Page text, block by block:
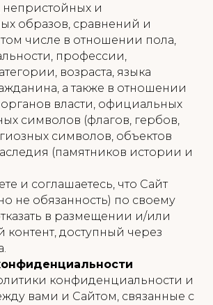
непристойных и
образов, сравнений и
числе в отношении пола,
профессии,
возраста, языка
а также в отношении
власти, официальных
символов (флагов, гербов,
символов, объектов
(памятников истории и
и соглашаетесь, что Сайт
не обязанность) по своему
в размещении и/или
контент, доступный через
конфиденциальности и
вами и Сайтом, связанные с